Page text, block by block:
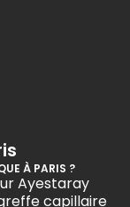
À PARIS ?
Ayestaray
capillaire